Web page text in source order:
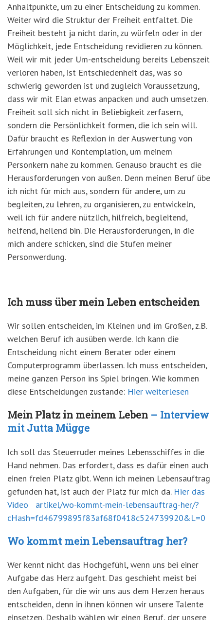
Anhaltpunkte, um zu einer Entscheidung zu kommen.
Weiter wird die Struktur der Freiheit entfaltet. Die
Freiheit besteht ja nicht darin, zu würfeln oder in der
Möglichkeit, jede Entscheidung revidieren zu können.
Weil wir mit jeder Um-entscheidung bereits Lebenszeit
verloren haben, ist Entschiedenheit das, was so
schwierig geworden ist und zugleich Voraussetzung,
dass wir mit Elan etwas anpacken und auch umsetzen.
Freiheit soll sich nicht in Beliebigkeit zerfasern,
sondern die Persönlichkeit formen, die ich sein will.
Dafür braucht es Reflexion in der Auswertung von
Erfahrungen und Kontemplation, um meinem
Personkern nahe zu kommen. Genauso braucht es die
Herausforderungen von außen. Denn meinen Beruf übe
ich nicht für mich aus, sondern für andere, um zu
begleiten, zu lehren, zu organisieren, zu entwickeln,
weil ich für andere nützlich, hilfreich, begleitend,
helfend, heilend bin. Die Herausforderungen, in die
mich andere schicken, sind die Stufen meiner
Personwerdung.
Ich muss über mein Leben entscheiden
Wir sollen entscheiden, im Kleinen und im Großen, z.B.
welchen Beruf ich ausüben werde. Ich kann die
Entscheidung nicht einem Berater oder einem
Computerprogramm überlassen. Ich muss entscheiden,
meine ganzen Person ins Spiel bringen. Wie kommen
diese Entscheidungen zustande: Hier weiterlesen
Mein Platz in meinem Leben – Interview
mit Jutta Mügge
Ich soll das Steuerruder meines Lebensschiffes in die
Hand nehmen. Das erfordert, dass es dafür einen auch
einen freien Platz gibt. Wenn ich meinen Lebensauftrag
gefunden hat, ist auch der Platz für mich da. Hier das
Video
artikel/wo-kommt-mein-lebensauftrag-her/?
cHash=fd46799895f83af68f0418c524739920&L=0
Wo kommt mein Lebensauftrag her?
Wer kennt nicht das Hochgefühl, wenn uns bei einer
Aufgabe das Herz aufgeht. Das geschieht meist bei
den Aufgaben, für die wir uns aus dem Herzen heraus
entscheiden, denn in ihnen können wir unsere Talente
einsetzen. Deshalb wählen wir einen Beruf, der unsere